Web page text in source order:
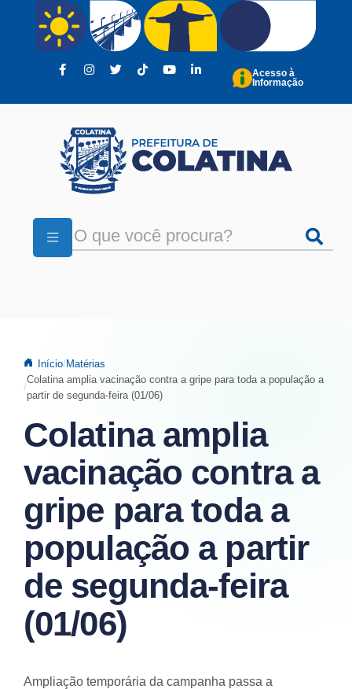
Pular para o conteúdo principal
Acesso à
Informação
Início Matérias
Colatina amplia vacinação contra a gripe para toda a população a
partir de segunda-feira (01/06)
Colatina amplia
vacinação contra a
gripe para toda a
população a partir
de segunda-feira
(01/06)
Ampliação temporária da campanha passa a